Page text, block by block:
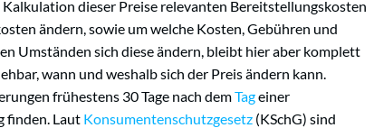
dieser Preise relevanten Bereitstellungskosten
ändern, sowie um welche Kosten, Gebühren und
Umständen sich diese ändern, bleibt hier aber komplett
wann und weshalb sich der Preis ändern kann.
frühestens 30 Tage nach demTageiner
finden. Laut Konsumentenschutzgesetz (KSchG) sind